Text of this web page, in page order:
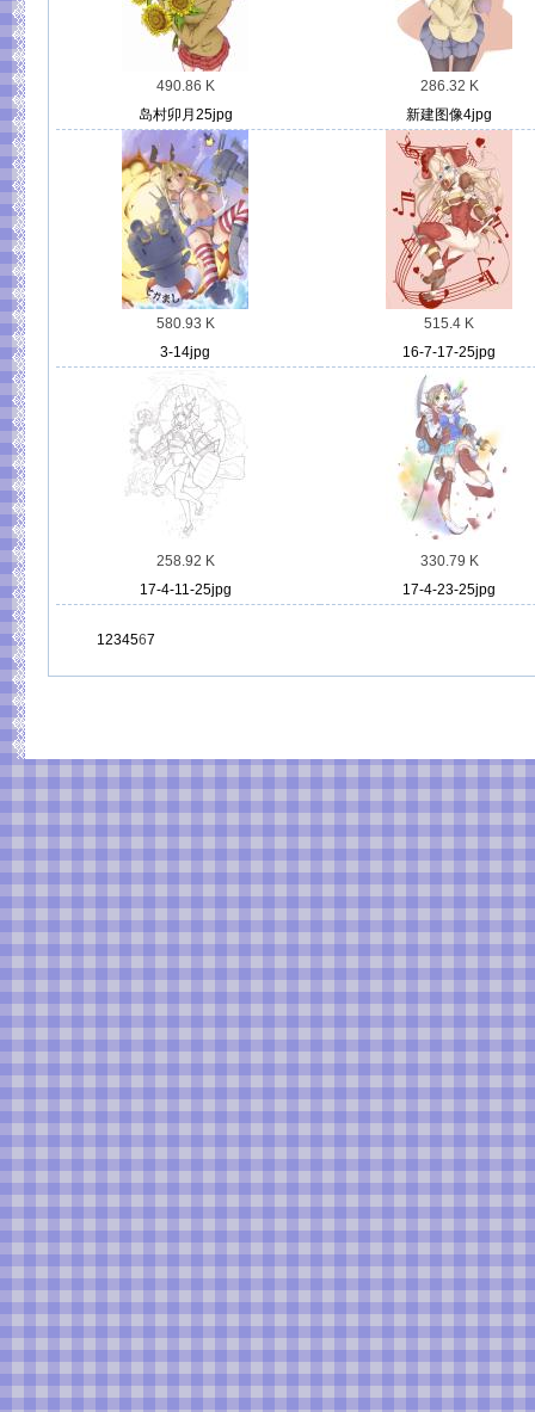
490.86 K
岛村卯月25jpg
286.32 K
新建图像4jpg
580.93 K
3-14jpg
515.4 K
16-7-17-25jpg
258.92 K
17-4-11-25jpg
330.79 K
17-4-23-25jpg
1234567